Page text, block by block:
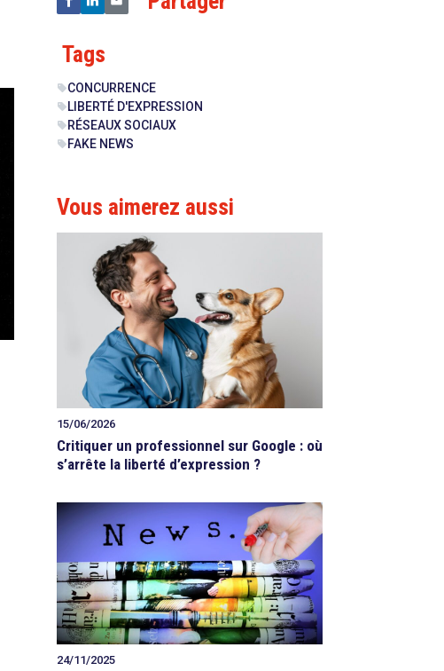
Tags
sellCONCURRENCE
sell LIBERTÉ D'EXPRESSION
sell RÉSEAUX SOCIAUX
sell FAKE NEWS
Vous aimerez aussi
15/06/2026
Critiquer un professionnel sur Google : où
s’arrête la liberté d’expression ?
24/11/2025